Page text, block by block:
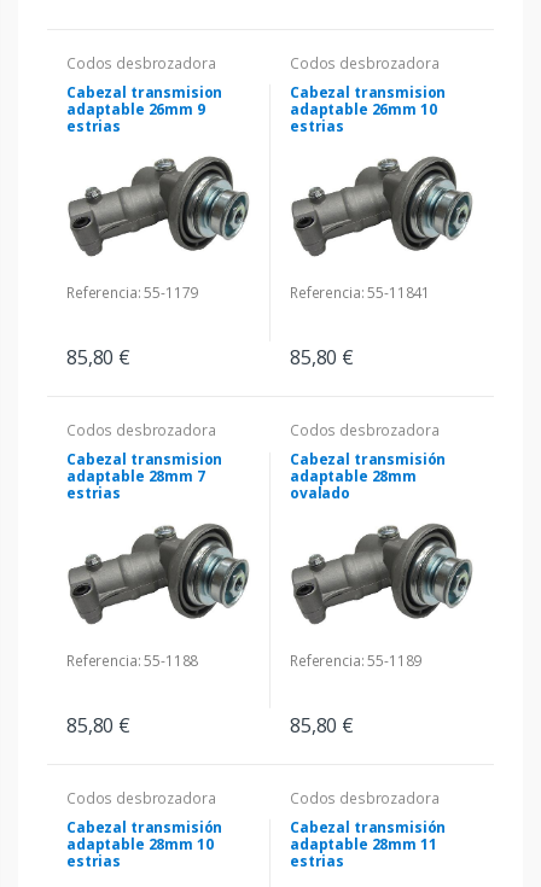
Codos desbrozadora
Cabezal transmision
adaptable 26mm 9
estrias
Referencia: 55-1179
85,80 €
Codos desbrozadora
Cabezal transmision
adaptable 26mm 10
estrias
Referencia: 55-11841
85,80 €
Codos desbrozadora
Cabezal transmision
adaptable 28mm 7
estrias
Referencia: 55-1188
85,80 €
Codos desbrozadora
Cabezal transmisión
adaptable 28mm
ovalado
Referencia: 55-1189
85,80 €
Codos desbrozadora
Cabezal transmisión
adaptable 28mm 10
estrias
Codos desbrozadora
Cabezal transmisión
adaptable 28mm 11
estrias